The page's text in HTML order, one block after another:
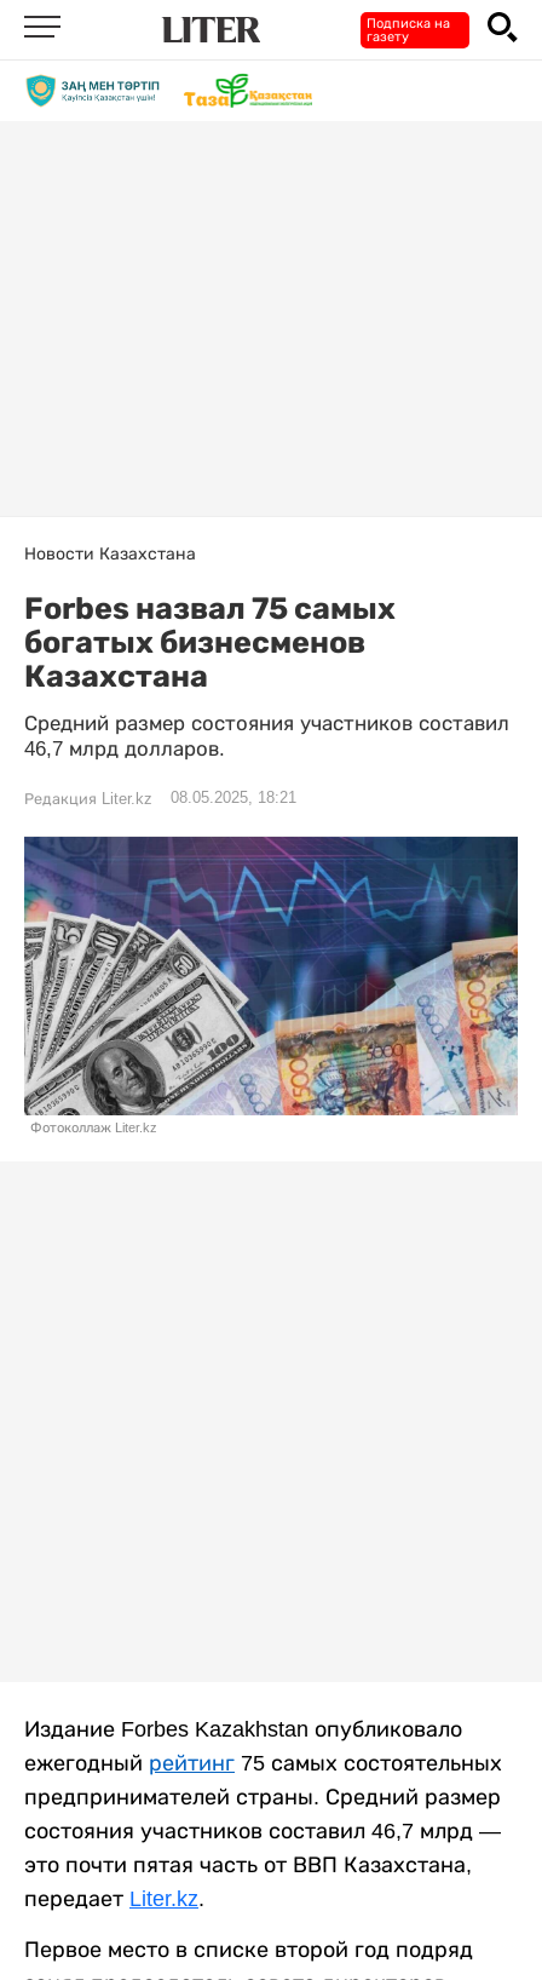
Подписка на
газету
Новости Казахстана
Forbes назвал 75 самых
богатых бизнесменов
Казахстана
Средний размер состояния участников составил
46,7 млрд долларов.
Редакция Liter.kz 08.05.2025, 18:21
Фотоколлаж Liter.kz
Издание Forbes Kazakhstan опубликовало
ежегодный рейтинг 75 самых состоятельных
предпринимателей страны. Средний размер
состояния участников составил 46,7 млрд —
это почти пятая часть от ВВП Казахстана,
передает Liter.kz.
Первое место в списке второй год подряд